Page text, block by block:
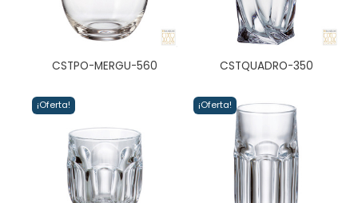
CSTPO-MERGU-560 CSTQUADRO-350
¡Oferta! ¡Oferta!